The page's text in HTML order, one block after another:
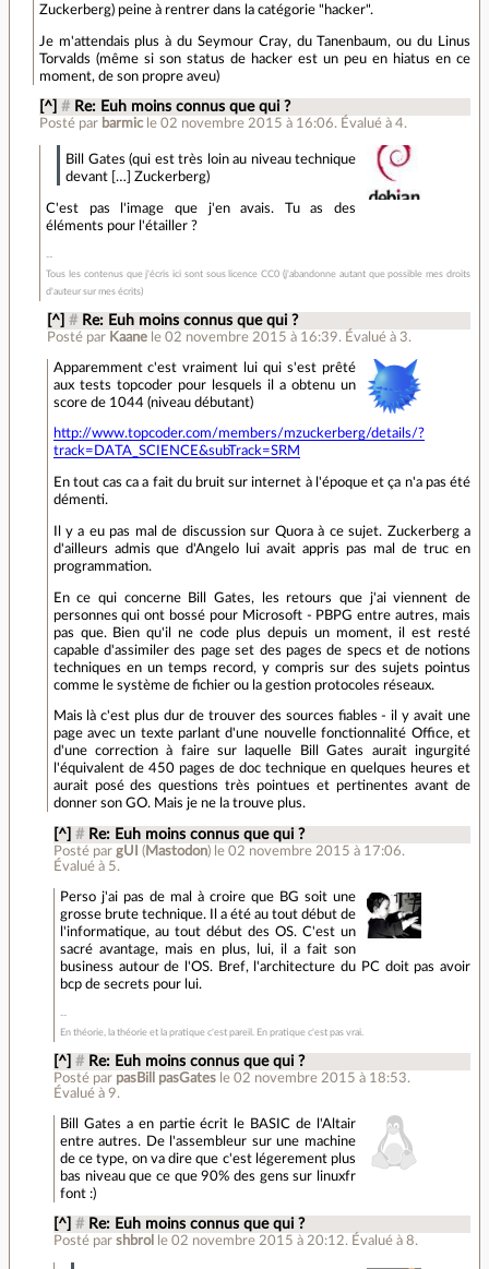
Zuckerberg) peine à rentrer dans la catégorie "hacker".
Je m'attendais plus à du Seymour Cray, du Tanenbaum, ou du Linus
Torvalds (même si son status de hacker est un peu en hiatus en ce
moment, de son propre aveu)
[^] # Re: Euh moins connus que qui ?
Posté par barmic le 02 novembre 2015 à 16:06. Évalué à4.
Bill Gates (qui est très loin au niveau technique
devant […] Zuckerberg)
C'est pas l'image que j'en avais. Tu as des
éléments pour l'étailler ?
Tous les contenus que j'écris ici sont sous licence CC0 (j'abandonne autant que possible mes droits
d'auteur sur mes écrits)
[^] # Re: Euh moins connus que qui ?
Posté par Kaane le 02 novembre 2015 à 16:39. Évalué à 3.
Apparemment c'est vraiment lui qui s'est prêté
aux tests topcoder pour lesquels il a obtenu un
score de 1044 (niveau débutant)
http://www.topcoder.com/members/mzuckerberg/details/?
track=DATA_SCIENCE&subTrack=SRM
En tout cas ca a fait du bruit sur internet à l'époque et ça n'a pas été
démenti.
Il y a eu pas mal de discussion sur Quora à ce sujet. Zuckerberg a
d'ailleurs admis que d'Angelo lui avait appris pas mal de truc en
programmation.
En ce qui concerne Bill Gates, les retours que j'ai viennent de
personnes qui ont bossé pour Microsoft - PBPG entre autres, mais
pas que. Bien qu'il ne code plus depuis un moment, il est resté
capable d'assimiler des page set des pages de specs et de notions
techniques en un temps record, y compris sur des sujets pointus
comme le système de fichier ou la gestion protocoles réseaux.
Mais là c'est plus dur de trouver des sources fiables - il y avait une
page avec un texte parlant d'une nouvelle fonctionnalité Office, et
d'une correction à faire sur laquelle Bill Gates aurait ingurgité
l'équivalent de 450 pages de doc technique en quelques heures et
aurait posé des questions très pointues et pertinentes avant de
donner son GO. Mais je ne la trouve plus.
[^] # Re: Euh moins connus que qui ?
Posté par gUI ( Mastodon) le 02 novembre 2015 à 17:06.
Évalué à 5.
Perso j'ai pas de mal à croire que BG soit une
grosse brute technique. Il a été au tout début de
l'informatique, au tout début des OS. C'est un
sacré avantage, mais en plus, lui, il a fait son
business autour de l'OS. Bref, l'architecture du PC doit pas avoir
bcp de secrets pour lui.
En théorie, la théorie et la pratique c'est pareil. En pratique c'est pas vrai.
[^] # Re: Euh moins connus que qui ?
Posté par pasBill pasGates le 02 novembre 2015 à 18:53.
Évalué à 9.
Bill Gates a en partie écrit le BASIC de l'Altair
entre autres. De l'assembleur sur une machine
de ce type, on va dire que c'est légerement plus
bas niveau que ce que 90% des gens sur linuxfr
font :)
[^] # Re: Euh moins connus que qui ?
Posté par shbrol le 02 novembre 2015 à 20:12.Évalué à 8.